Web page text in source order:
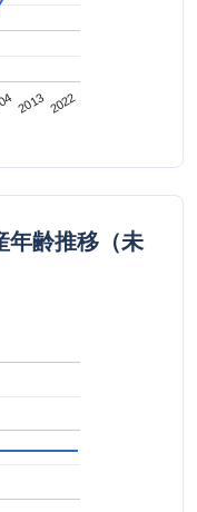
2013 2022
年齢推移（未